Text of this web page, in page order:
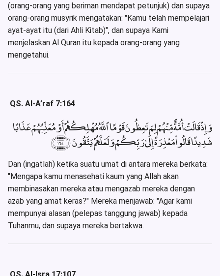
(orang-orang yang beriman mendapat petunjuk) dan supaya
orang-orang musyrik mengatakan: "Kamu telah mempelajari
ayat-ayat itu (dari Ahli Kitab)", dan supaya Kami
menjelaskan Al Quran itu kepada orang-orang yang
mengetahui.
QS. Al-A’raf 7:164
وَإِذْ قَالَتْ أُمَّةٌ مِّنْهُمْ لِمَ تَعِظُونَ قَوْمًا ٱللَّهُ مُهْلِكُهُمْ أَوْ مُعَذِّبُهُمْ عَذَابًا
شَدِيدًا قَالُوا۟ مَعْذِرَةً إِلَىٰ رَبِّكُمْ وَلَعَلَّهُمْ يَتَّقُونَ ﴿١٦٤﴾
Dan (ingatlah) ketika suatu umat di antara mereka berkata:
"Mengapa kamu menasehati kaum yang Allah akan
membinasakan mereka atau mengazab mereka dengan
azab yang amat keras?" Mereka menjawab: "Agar kami
mempunyai alasan (pelepas tanggung jawab) kepada
Tuhanmu, dan supaya mereka bertakwa.